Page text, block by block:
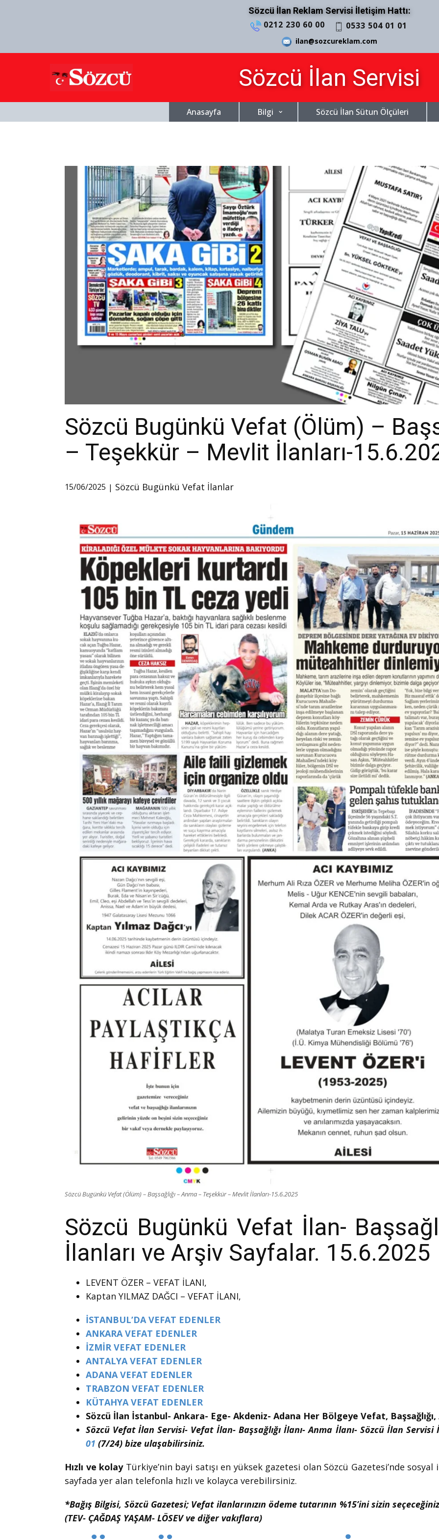
Sözcü İlan Reklam Servisi İletişim Hattı:
0212 230 60 00 0533 504 01 01
ilan@sozcureklam.com
Sözcü İlan Servisi
Anasayfa Bilgi Sözcü İlan Sütun Ölçüleri
Sözcü Bugünkü Vefat (Ölüm) –
– Teşekkür – Mevlit İlanları-
15/06/2025 Sözcü Bugünkü Vefat İlanlar
Sözcü Bugünkü Vefat (Ölüm) – Başsağlığı – Anma – Teşekkür – Mevlit İlanları-15.6.2025
Sözcü Bugünkü Vefat İlan-
İlanları ve Arşiv Sayfalar. 15.6.2025
LEVENT ÖZER – VEFAT İLANI,
Kaptan YILMAZ DAĞCI – VEFAT İLANI,
İSTANBUL’DA VEFAT EDENLER
ANKARA VEFAT EDENLER
İZMİR VEFAT EDENLER
ANTALYA VEFAT EDENLER
ADANA VEFAT EDENLER
TRABZON VEFAT EDENLER
KÜTAHYA VEFAT EDENLER
Sözcü İlan İstanbul- Ankara- Ege- Akdeniz- Adana Her Bölgeye Vefat,
Sözcü Vefat İlan Servisi- Vefat İlan- Başsağlığı İlanı- Anma İlanı- Sözcü İlan
01 (7/24) bize ulaşabilirsiniz.
Hızlı ve kolayTürkiye’nin bayi satışı en yüksek gazetesi olan Sözcü Gazetesi’nde sosyal
sayfada yer alan telefonla hızlı ve kolayca verebilirsiniz.
*Bağış Bilgisi, Sözcü Gazetesi; Vefat ilanlarınızın ödeme tutarının %15’ini sizin
(TEV- ÇAĞDAŞ YAŞAM- LÖSEV ve diğer vakıflara)